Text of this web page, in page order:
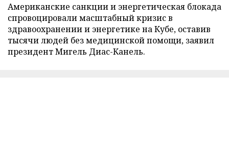
Американские санкции и энергетическая блокада
спровоцировали масштабный кризис в
здравоохранении и энергетике на Кубе, оставив
тысячи людей без медицинской помощи, заявил
президент Мигель Диас-Канель.